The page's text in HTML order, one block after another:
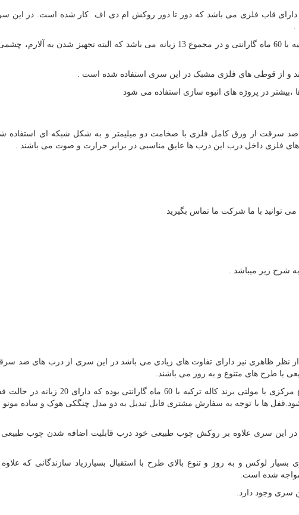
قاب فلزی می باشد که دور تا دور روکش ام دی اف کار شده است. در این
.
این سری از درب ها دارای 2 قفل 3 زبانه برند کاله ترکیه با 60 ماه گارانتی و در مجموع 13 زبانه می باشد که البته تجهیز شدن به
و از قوطی های فلزی مشبک در این سری استفاده شده است .
در پروژه های انبوه سازی استفاده می شود
ضد سرقت از ورق کامل فلزی با ضخامت دو میلیمتر و به شکل شبکه ای استفاده
فلزی داخل درب این درب ها عایق مناسبی در برابر حرارت و صوت می باشند .
با ما شرکت ما تماس بگیرید
زیر میباشد .
از نظر ظاهری نیز دارای تفاوت های زیادی می باشد در این سری از درب های ضد
با طرح های متنوع و به روز می باشند.
قفل این سری از درب ها به صورت پیش فرض از نوع مرکزی یا مولتی برند کاله ترکیه با 60 ماه گارانتی بوده که دارای
ها با توجه به سفارش مشتری قابل تبدیل به دو مدل چنگکی هوک و ساده مونو
این سری علاوه بر روکش چوب طبیعی خود درب قابلیت اضافه شدن چوب طبیعی
بسیار لوکس و به روز و تنوع بالای طرح با استقبال بسیارزیاد سازندگانی که علاوه
مواجه شده است.
سری وجود دارد.